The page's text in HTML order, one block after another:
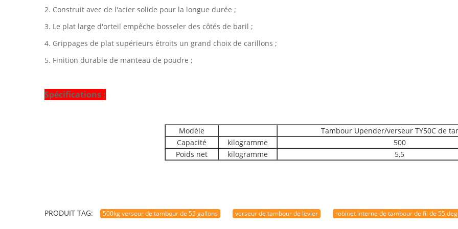
2. Construit avec de l'acier solide pour la longue durée ;
3. Le plat large d'orteil empêche bosseler des côtés de baril ;
4. Grippages de plat supérieurs étroits un grand choix de carillons ;
5. Finition durable de manteau de poudre ;
Spécifications :
Modèle
Tambour Upender/verseur TY50C de
Capacité
kilogramme
500
Poids net
kilogramme 5,5
PRODUIT TAG: 500kg verseur de tambour de 55 gallons verseur de tambour de levier robinet interne de tambour de fil de 55